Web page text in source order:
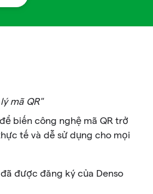
mã QR"
biến công nghệ mã QR trở
tế và dễ sử dụng cho mọi
được đăng ký của Denso